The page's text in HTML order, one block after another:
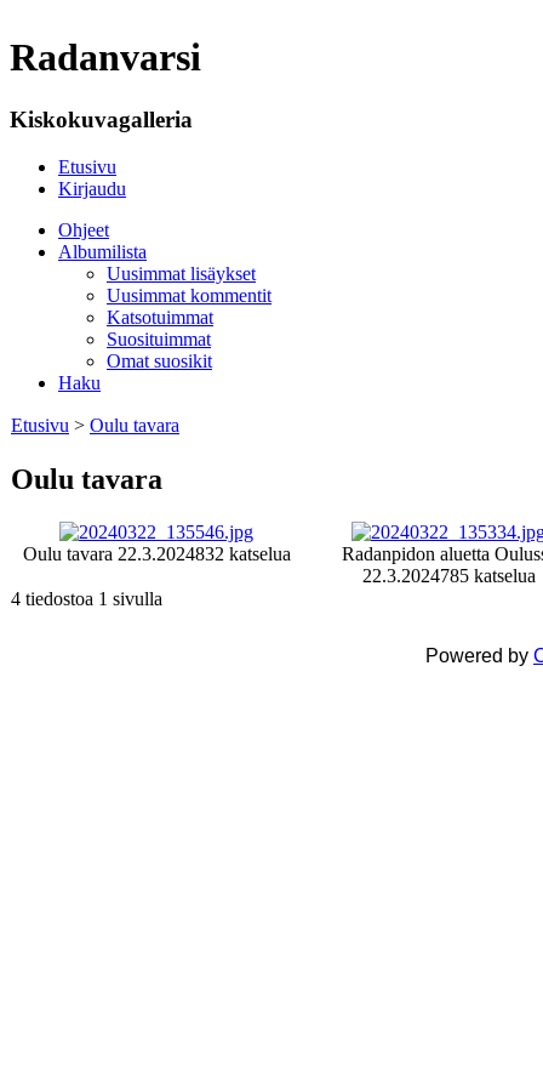
Radanvarsi
Kiskokuvagalleria
Etusivu
Kirjaudu
Ohjeet
Albumilista
Uusimmat lisäykset
Uusimmat kommentit
Katsotuimmat
Suosituimmat
Omat suosikit
Haku
Etusivu > Oulu tavara
Oulu tavara
Oulu tavara 22.3.2024832 katselua
Radanpidon aluetta
22.3.2024785 katselua
4 tiedostoa 1 sivulla
Powered by